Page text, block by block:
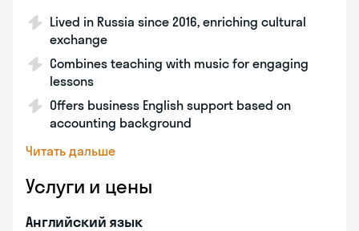
Lived in Russia since 2016, enriching cultural
exchange
Combines teaching with music for engaging
lessons
Offers business English support based on
accounting background
Читать дальше
Услуги и цены
Английский язык